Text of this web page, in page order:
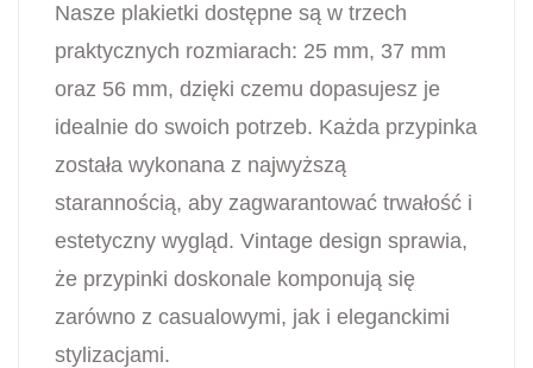
Nasze plakietki dostępne są w trzech
praktycznych rozmiarach: 25 mm, 37 mm
oraz 56 mm, dzięki czemu dopasujesz je
idealnie do swoich potrzeb. Każda przypinka
została wykonana z najwyższą
starannością, aby zagwarantować trwałość i
estetyczny wygląd. Vintage design sprawia,
że przypinki doskonale komponują się
zarówno z casualowymi, jak i eleganckimi
stylizacjami.